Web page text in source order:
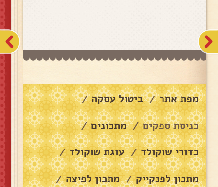
מפת אתר / ביטול עסקה /
כניסת ספקים / מתכונים /
כדורי שוקולד / עוגת שוקולד /
מתכון לפנקייק / מתכון לפיצה /